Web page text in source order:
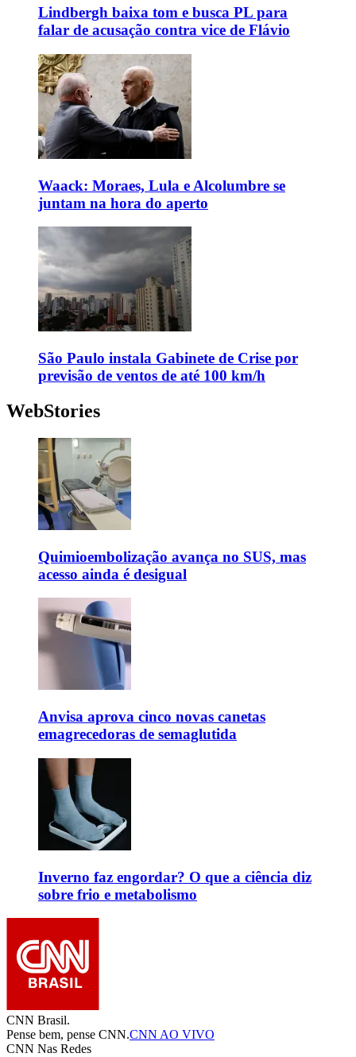
Lindbergh baixa tom e busca PL para
falar de acusação contra vice de Flávio
Waack: Moraes, Lula e Alcolumbre se
juntam na hora do aperto
São Paulo instala Gabinete de Crise por
previsão de ventos de até 100 km/h
WebStories
Quimioembolização avança no SUS, mas
acesso ainda é desigual
Anvisa aprova cinco novas canetas
emagrecedoras de semaglutida
Inverno faz engordar? O que a ciência diz
sobre frio e metabolismo
CNN Brasil.
Pense bem, pense CNN.CNN AO VIVO
CNN Nas Redes